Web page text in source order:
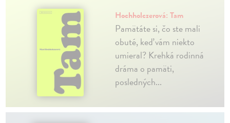
Hochholczerová: Tam
Pamätáte si, čo ste mali
obuté, keď vám niekto
umieral? Krehká rodinná
dráma o pamäti,
posledných...